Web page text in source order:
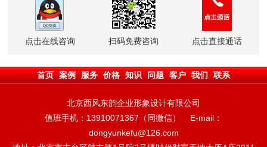
点击在线咨询 扫码免费咨询 点击直接通话
首页 案例 服务 价格 知识 问题 客户 我们 联系
北京西风东韵企业形象设计有限公司
值班手机：13910071367（同微信） E-mail：
dongyunkefu@126.com